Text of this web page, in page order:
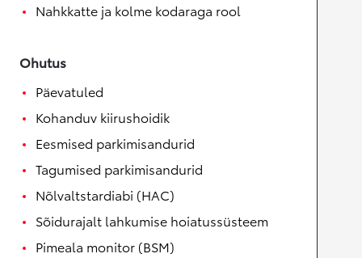
Nahkkatte ja kolme kodaraga rool
Ohutus
Päevatuled
Kohanduv kiirushoidik
Eesmised parkimisandurid
Tagumised parkimisandurid
Nõlvaltstardiabi (HAC)
Sõidurajalt lahkumise hoiatussüsteem
Pimeala monitor (BSM)